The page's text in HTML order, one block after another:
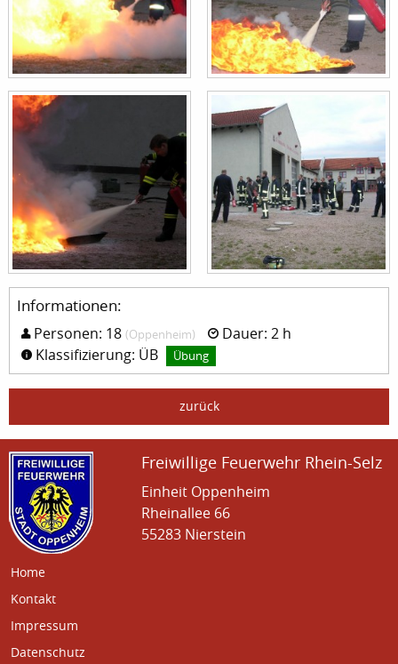
Informationen:
Personen: 18 (Oppenheim)
Dauer: 2 h
Klassifizierung: ÜB
Übung
zurück
Freiwillige Feuerwehr Rhein-Selz
Einheit Oppenheim
Rheinallee 66
55283 Nierstein
Home
Kontakt
Impressum
Datenschutz